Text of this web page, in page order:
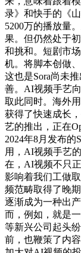
录》和快手的《
5200万的播放量
果。但仍然处于
和挑和。短剧市
机。将脚本创做
这也是Sora尚未
善。AI视频手艺
取此同时。海外
获得了快速成长
艺的推出，正在
2024年8月发布的
用，AI视频手艺
在，AI视频不只
影响着我们工做
频范畴取得了晚
逐渐成为一种出
而，例如，就是
等新兴公司起头
前，也鞭策了内